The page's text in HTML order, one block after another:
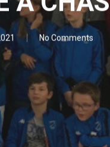
No Comments